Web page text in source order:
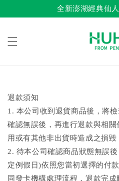
全新澎湖經典仙
退款須知
1. 本公司收到退貨商品後，將
確認無誤後，再進行退款與相
用或有其他非出貨時造成之損毀
2. 待本公司確認商品狀態無誤
定例假日)依照您當初選擇的付
同發卡機構處理流程，退款完